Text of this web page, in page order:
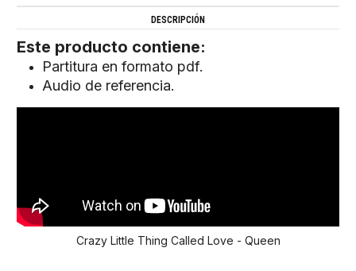
DESCRIPCIÓN
Este producto contiene:
Partitura en formato pdf.
Audio de referencia.
Crazy Little Thing Called Love - Queen